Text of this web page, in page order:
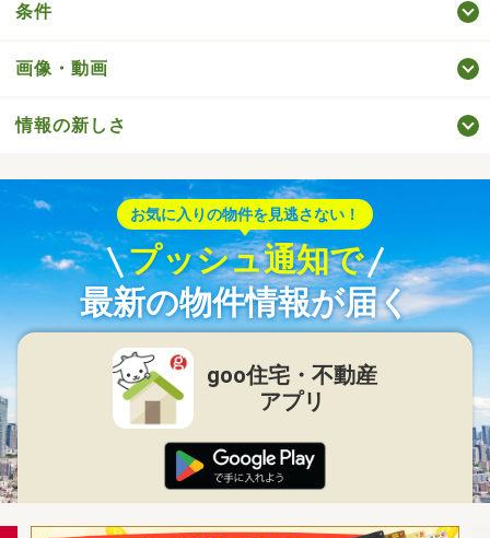
条件
画像・動画
情報の新しさ
お気に入りの物件を見逃さない！
プッシュ通知で
最新の物件情報が届く
goo住宅・不動産
アプリ